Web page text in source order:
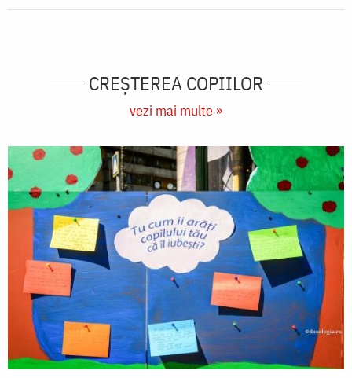
CREŞTEREA COPIILOR
vezi mai multe »